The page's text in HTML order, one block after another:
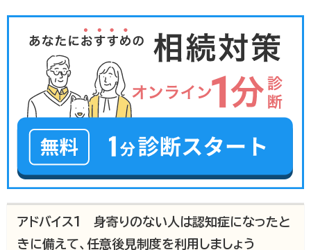
アドバイス1 身寄りのない人は認知症になったと
きに備えて、任意後見制度を利用しましょう